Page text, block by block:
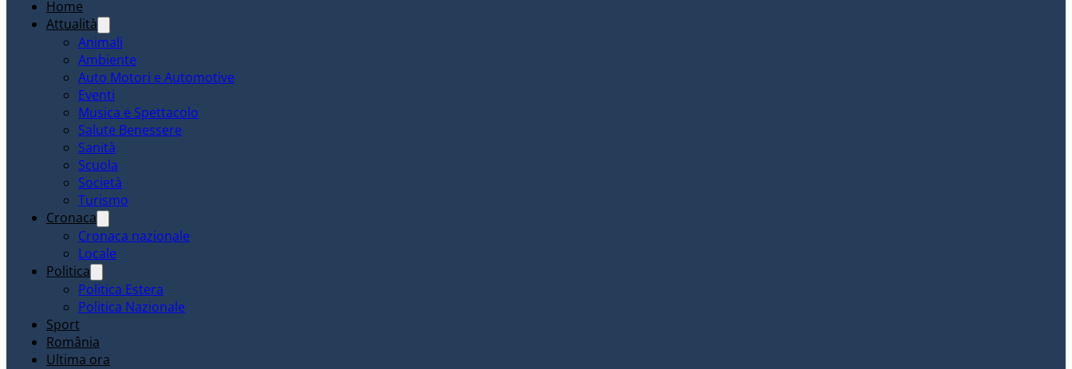
Home
Attualità
Animali
Ambiente
Auto Motori e Automotive
Eventi
Musica e Spettacolo
Salute Benessere
Sanità
Scuola
Società
Turismo
Cronaca
Cronaca nazionale
Locale
Politica
Politica Estera
Politica Nazionale
Sport
România
Ultima ora